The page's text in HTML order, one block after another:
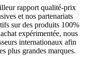
rapport qualité-prix
et nos partenariats
sur des produits 100%
expérimentée, nous
internationaux afin
plus grandes marques.